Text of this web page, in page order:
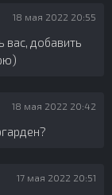
18 мая 2022 20:55
вас, добавить
18 мая 2022 20:42
17 мая 2022 20:51